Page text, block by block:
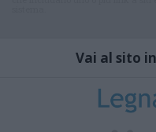
Vai al sito